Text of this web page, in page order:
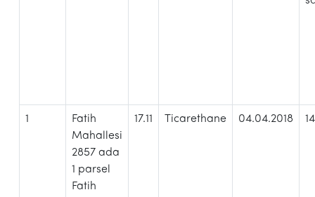
1
Fatih
Mahallesi
2857 ada
1 parsel
Fatih
17.11 Ticarethane 04.04.2018